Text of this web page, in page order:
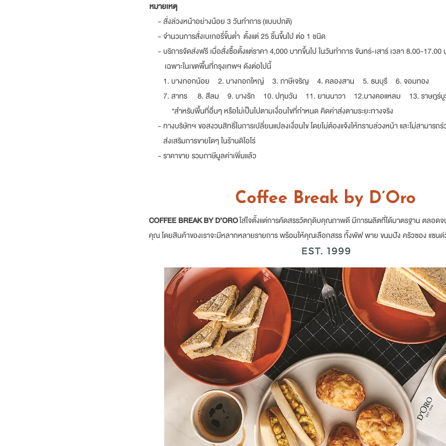
หมายเหตุ
- สั่งล่วงหน้าอย่างน้อย 3 วันทำการ (แบบปกติ)
- จำนวนการสั่งเบเกอรี่ขั้นต่ำ ตั้งแต่ 25 ชิ้นขึ้นไป ต่อ 1 ชนิด
- บริการจัดส่งฟรี เมื่อสั่งซื้อตั้งแต่ราคา 4,000 บาทขึ้นไป ในวันทำการ จันทร์-เสาร์ เวลา 8.00-17.00
เฉพาะในเขตพื้นที่กรุงเทพฯ ดังต่อไปนี้
1. บางกอกน้อย 2. บางกอกใหญ่ 3. ภาษีเจริญ 4. คลองสาน 5. ธนบุรี 6. จอมทอง
7. สาทร 8. สีลม 9. บางรัก 10. ปทุมวัน 11. ยานนาวา 12.บางคอแหลม 13. ราษฎร์บู
*สำหรับพื้นที่อื่นๆ หรือไม่เป็นไปตามเงื่อนไขที่กำหนด คิดค่าส่งตามระยะทางจริง
- ทางบริษัทฯ ขอสงวนสิทธิ์ในการเปลี่ยนแปลงเงื่อนไข โดยไม่ต้องแจ้งให้ทราบล่วงหน้า และไม่สามารถ
ส่งเสริมการขายใดๆ ในร้านดิโอโร่
- ราคาขาย รวมภาษีมูลค่าเพิ่มแล้ว
Coffee Break by D’Oro
COFFEE BREAK BY D’OROใส่ใจตั้งแต่การคัดสรรวัตถุดิบคุณภาพดี มีการผลิตที่ได้มาตรฐาน ตลอด
คุณ โดยสินค้าของเราจะมีหลากหลายรายการ พร้อมให้คุณเลือกสรร ทั้งพัฟ พาย ขนมปัง ครัวซอง แซนด์